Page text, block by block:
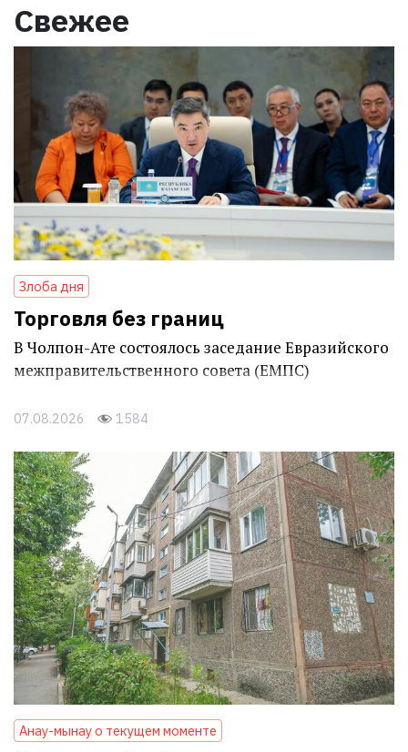
Свежее
Злоба дня
Торговля без границ
В Чолпон-Ате состоялось заседание Евразийского
межправительственного совета (ЕМПС)
07.08.2026 1584
Анау-мынау о текущем моменте